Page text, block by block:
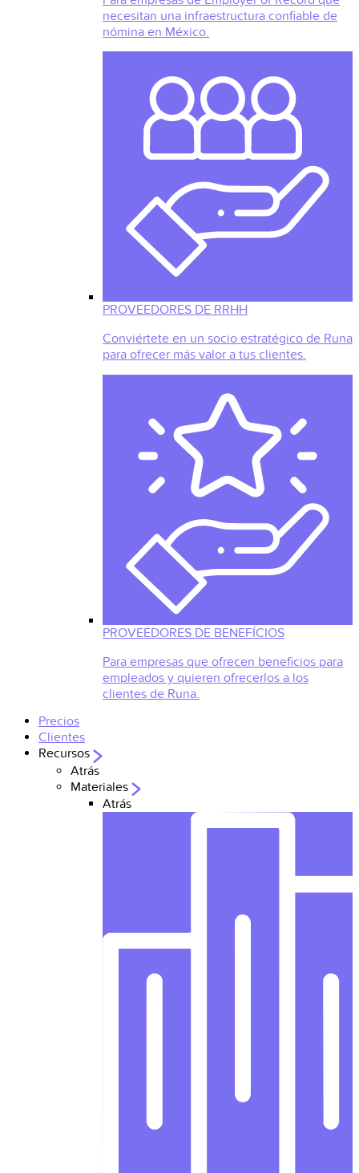
necesitan una infraestructura confiable de
nómina en México.
PROVEEDORES DE RRHH
Conviértete en un socio estratégico de Runa
para ofrecer más valor a tus clientes.
PROVEEDORES DE BENEFÍCIOS
Para empresas que ofrecen beneficios para
empleados y quieren ofrecerlos a los
clientes de Runa.
Precios
Clientes
Recursos
Atrás
Materiales
Atrás